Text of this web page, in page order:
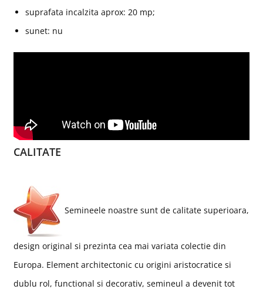
suprafata incalzita aprox: 20 mp;
sunet: nu
CALITATE
Semineele noastre sunt de calitate superioara,
design original si prezinta cea mai variata colectie din
Europa. Element architectonic cu origini aristocratice si
dublu rol, functional si decorativ, semineul a devenit tot